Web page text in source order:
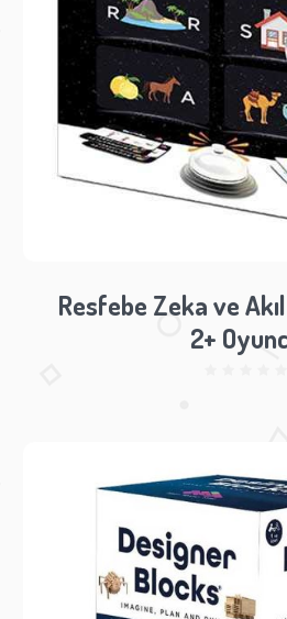
Resfebe Zeka ve
2+